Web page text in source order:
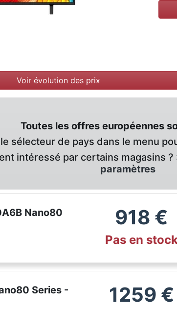
Voir évolution des prix
Toutes les offres européennes
sélecteur de pays dans le menu
intéressé par certains magasins
paramètres
Nano80
918 €
Pas en
Series -
1259 €